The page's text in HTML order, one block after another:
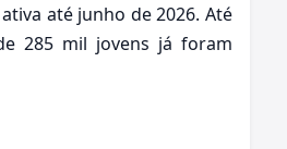
até junho de 2026. Até
285 mil jovens já foram